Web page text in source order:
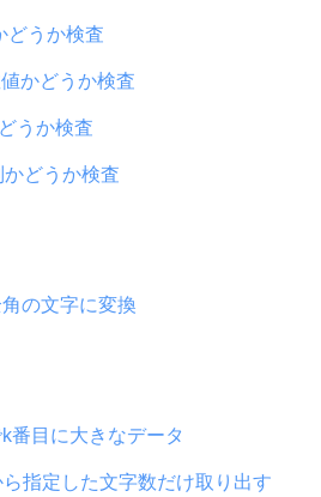
どうか検査
かどうか検査
うか検査
かどうか検査
の文字に変換
番目に大きなデータ
指定した文字数だけ取り出す